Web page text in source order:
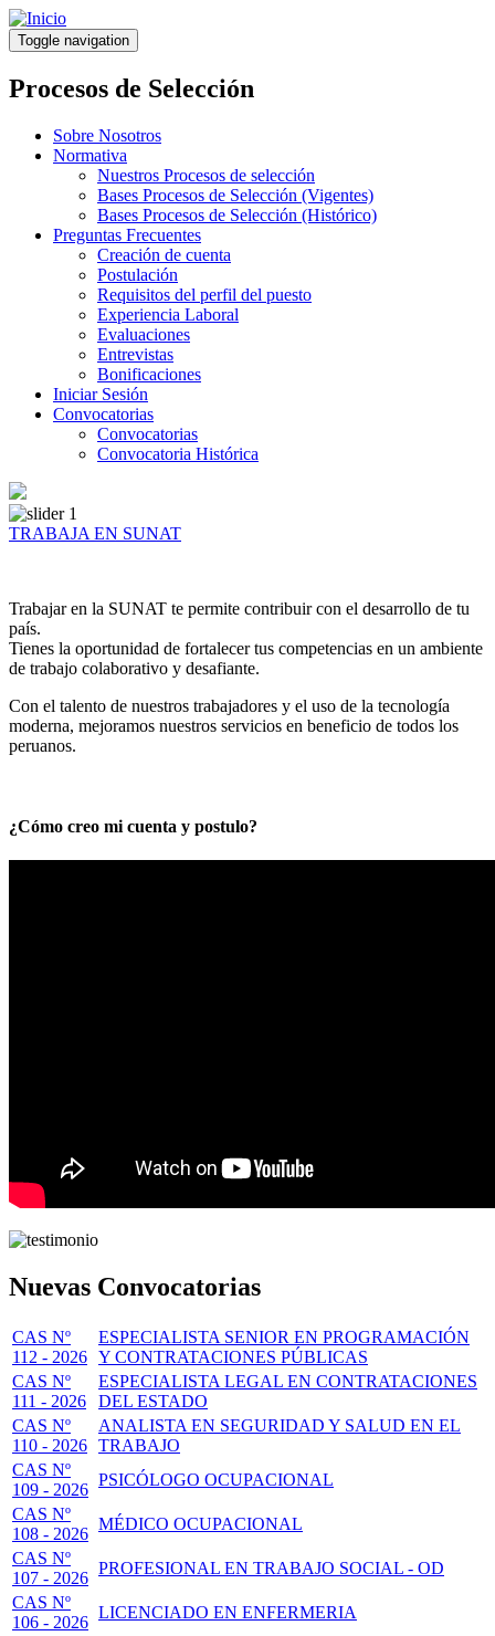
Pasar
al
contenido
principal
Toggle navigation
Procesos de Selección
Sobre Nosotros
Normativa
Nuestros Procesos de selección
Bases Procesos de Selección (Vigentes)
Bases Procesos de Selección (Histórico)
Preguntas Frecuentes
Creación de cuenta
Postulación
Requisitos del perfil del puesto
Experiencia Laboral
Evaluaciones
Entrevistas
Bonificaciones
Iniciar Sesión
Convocatorias
Convocatorias
Convocatoria Histórica
TRABAJA EN SUNAT
Trabajar en la SUNAT te permite contribuir con el desarrollo de tu
país.
Tienes la oportunidad de fortalecer tus competencias en un ambiente
de trabajo colaborativo y desafiante.
Con el talento de nuestros trabajadores y el uso de la tecnología
moderna, mejoramos nuestros servicios en beneficio de todos los
peruanos.
¿Cómo creo mi cuenta y postulo?
Nuevas Convocatorias
CAS Nº
112 - 2026
ESPECIALISTA SENIOR EN PROGRAMACIÓN
Y CONTRATACIONES PÚBLICAS
CAS Nº
111 - 2026
ESPECIALISTA LEGAL EN CONTRATACIONES
DEL ESTADO
CAS Nº
110 - 2026
ANALISTA EN SEGURIDAD Y SALUD EN EL
TRABAJO
CAS Nº
109 - 2026
PSICÓLOGO OCUPACIONAL
CAS Nº
108 - 2026
MÉDICO OCUPACIONAL
CAS Nº
107 - 2026
PROFESIONAL EN TRABAJO SOCIAL - OD
CAS Nº
106 - 2026
LICENCIADO EN ENFERMERIA